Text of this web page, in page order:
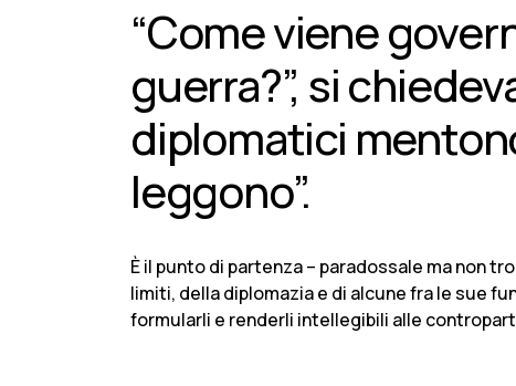
“Come viene
guerra?”, si
diplomatici
leggono”.
È il punto di partenza – paradossale ma non
limiti, della diplomazia e di alcune fra le sue
formularli e renderli intellegibili alle